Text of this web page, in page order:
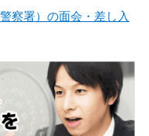
察署）の面会・差し入